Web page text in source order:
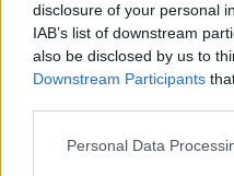
disclosure of your personal
IAB’s list of downstream
also be disclosed by us to
Downstream Participants
Please note that this
Personal Data
Ricevi le
da